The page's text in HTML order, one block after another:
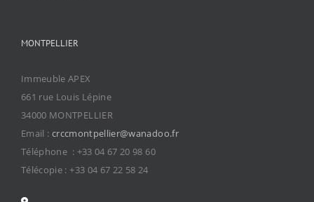
MONTPELLIER
Immeuble APEX
661 rue Louis Lépine
34000 MONTPELLIER
Email : crccmontpellier@wanadoo.fr
Téléphone : +33 04 67 20 98 60
Télécopie : +33 04 67 22 58 24